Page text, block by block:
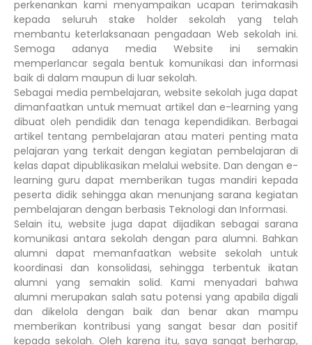
perkenankan kami menyampaikan ucapan terimakasih
kepada seluruh stake holder sekolah yang telah
membantu keterlaksanaan pengadaan Web sekolah ini.
Semoga adanya media Website ini semakin
memperlancar segala bentuk komunikasi dan informasi
baik di dalam maupun di luar sekolah.
Sebagai media pembelajaran, website sekolah juga dapat
dimanfaatkan untuk memuat artikel dan e-learning yang
dibuat oleh pendidik dan tenaga kependidikan. Berbagai
artikel tentang pembelajaran atau materi penting mata
pelajaran yang terkait dengan kegiatan pembelajaran di
kelas dapat dipublikasikan melalui website. Dan dengan e-
learning guru dapat memberikan tugas mandiri kepada
peserta didik sehingga akan menunjang sarana kegiatan
pembelajaran dengan berbasis Teknologi dan Informasi.
Selain itu, website juga dapat dijadikan sebagai sarana
komunikasi antara sekolah dengan para alumni. Bahkan
alumni dapat memanfaatkan website sekolah untuk
koordinasi dan konsolidasi, sehingga terbentuk ikatan
alumni yang semakin solid. Kami menyadari bahwa
alumni merupakan salah satu potensi yang apabila digali
dan dikelola dengan baik dan benar akan mampu
memberikan kontribusi yang sangat besar dan positif
kepada sekolah. Oleh karena itu, saya sangat berharap,